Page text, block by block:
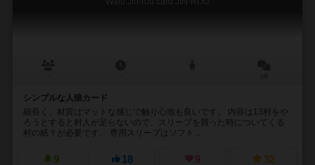
シンプルな人狼カード
細長く、材質はマットな感じで触り心地も良いです。 内容は13村をや
ろうとすると村人が足らないので、スリーブを買った時についてくる
村の紙？が必要です。 専用スリーブはソフト...
9 18 9 32